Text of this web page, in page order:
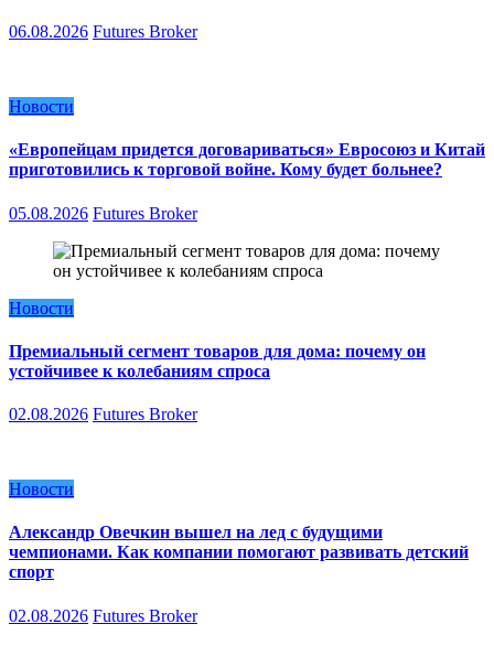
06.08.2026 Futures Broker
Новости
«Европейцам придется договариваться» Евросоюз и Китай
приготовились к торговой войне. Кому будет больнее?
05.08.2026 Futures Broker
Новости
Премиальный сегмент товаров для дома: почему он
устойчивее к колебаниям спроса
02.08.2026 Futures Broker
Новости
Александр Овечкин вышел на лед с будущими
чемпионами. Как компании помогают развивать детский
спорт
02.08.2026 Futures Broker